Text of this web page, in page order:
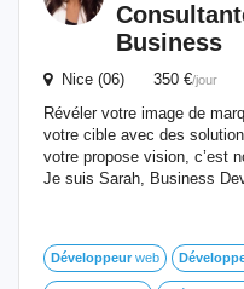
Business
Nice (06) 350 €/jour
Révéler votre image de
votre cible avec des
votre propose vision, c’est
Je suis Sarah, Business
Développeur web